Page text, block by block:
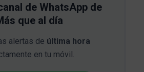
de WhatsApp de
que al día
alertas de última hora
en tu móvil.